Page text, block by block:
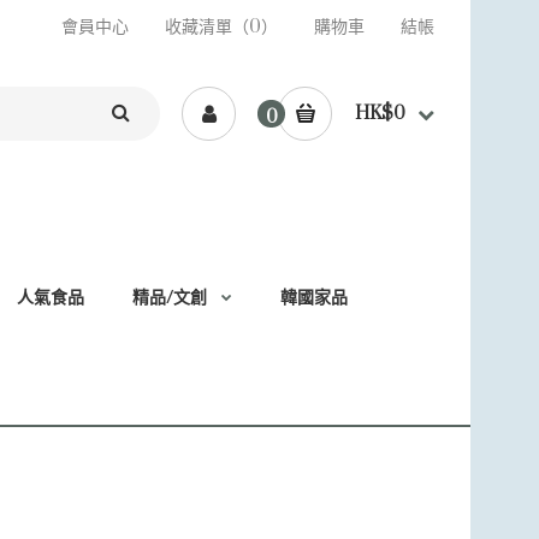
會員中心 收藏清單（0） 購物車 結帳
0 HK$0
人氣食品 精品/文創 韓國家品